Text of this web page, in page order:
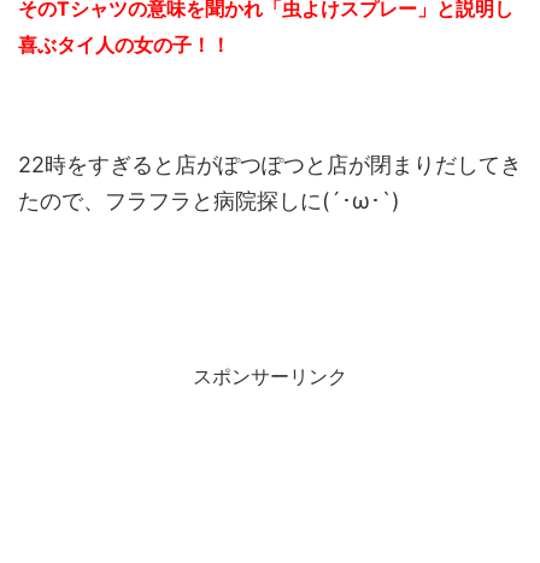
そのTシャツの意味を聞かれ「虫よけスプレー」と説明し
喜ぶタイ人の女の子！！
22時をすぎると店がぽつぽつと店が閉まりだしてき
たので、フラフラと病院探しに(´･ω･`)
スポンサーリンク